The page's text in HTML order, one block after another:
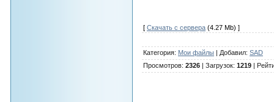
[ Скачать с сервера(4.27 Mb) ]
Категория: Мои файлы| Добавил: SAD
Просмотров: 2326| Загрузок: 1219|